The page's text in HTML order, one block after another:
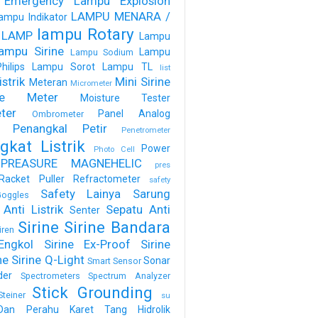
Indikator LAMPU MENARA /
lampu Rotary Lampu
Sirine Lampu Sodium
Lampu
Lampu Sorot Lampu TL list
Meteran Micrometer Mini Sirine
Meter
Moisture Tester
Ombrometer Panel Analog
Penangkal Petir Penetrometer
Listrik Photo Cell Power
PREASURE MAGNEHELIC pres
Puller Refractometer safety
Safety Lainya
Sarung
Anti Listrik Senter Sepatu Anti
Sirine Sirine Bandara
Sirine Ex-Proof
Sirine
Sirine Q-Light Smart Sensor Sonar
Spectrometers
Spectrum Analyzer
Stick Grounding su
Perahu Karet Tang Hidrolik